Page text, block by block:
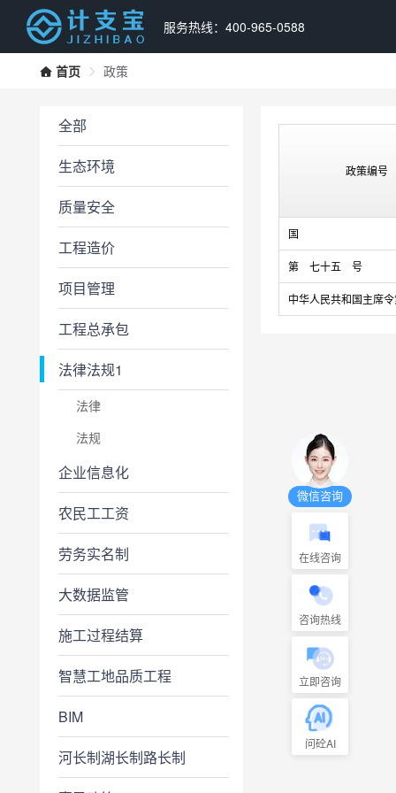
服务热线：400-965-0588
首页 政策
全部
生态环境
质量安全
工程造价
项目管理
工程总承包
法律法规1
法律
法规
企业信息化
农民工工资
劳务实名制
大数据监管
施工过程结算
智慧工地品质工程
BIM
河长制湖长制路长制
政策编号
国
第 七十五 号
中华人民共和国主席
微信咨询
在线咨询
咨询热线
立即咨询
问砼AI